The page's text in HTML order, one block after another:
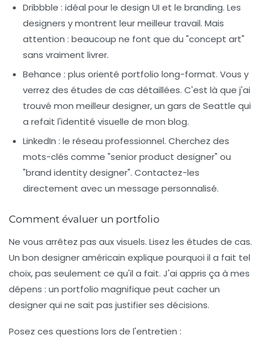
Dribbble : idéal pour le design UI et le branding. Les
designers y montrent leur meilleur travail. Mais
attention : beaucoup ne font que du "concept art"
sans vraiment livrer.
Behance : plus orienté portfolio long-format. Vous y
verrez des études de cas détaillées. C'est là que j'ai
trouvé mon meilleur designer, un gars de Seattle qui
a refait l'identité visuelle de mon blog.
LinkedIn : le réseau professionnel. Cherchez des
mots-clés comme "senior product designer" ou
"brand identity designer". Contactez-les
directement avec un message personnalisé.
Comment évaluer un portfolio
Ne vous arrêtez pas aux visuels. Lisez les études de cas.
Un bon designer américain explique pourquoi il a fait tel
choix, pas seulement ce qu'il a fait. J'ai appris ça à mes
dépens : un portfolio magnifique peut cacher un
designer qui ne sait pas justifier ses décisions.
Posez ces questions lors de l'entretien :